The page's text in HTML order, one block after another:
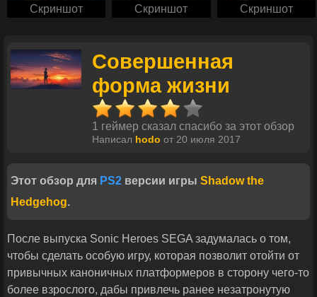
Скриншот Скриншот Скриншот
Совершенная
форма жизни
1 геймер сказал спасибо за этот обзор
Написал hodo от 20 июля 2017
Этот обзор для PS2 версии игры Shadow the
Hedgehog.
После выпуска Sonic Heroes SEGA задумалась о том,
чтобы сделать особую игру, которая позволит отойти от
привычных каноничных платформеров в сторону чего-то
более взрослого, дабы привлечь ранее незатронутую